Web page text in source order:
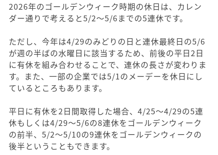
2026年のゴールデンウィーク時期の休日は、カレン
ダー通りで考えると5/2～5/6までの5連休です。
ただし、今年は4/29のみどりの日と連休最終日の5/6
が週の半ばの水曜日に該当するため、前後の平日2日
に有休を組み合わせることで、連休の長さが変わりま
す。また、一部の企業では5/1のメーデーを休日にし
ているところもあります。
平日に有休を2日間取得した場合、4/25～4/29の5連
休もしくは4/29～5/6の8連休をゴールデンウィーク
の前半、5/2～5/10の9連休をゴールデンウィークの
後半ということもできます。